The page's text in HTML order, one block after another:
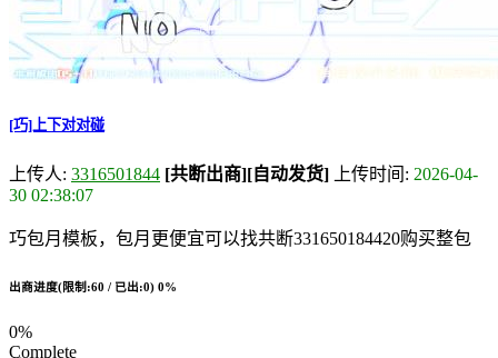
[巧]上下对对碰
上传人: 3316501844 [共断出商][自动发货] 上传时间: 2026-04-
30 02:38:07
巧包月模板，包月更便宜可以找共断331650184420购买整包
出商进度(限制:60 / 已出:0) 0%
0%
Complete